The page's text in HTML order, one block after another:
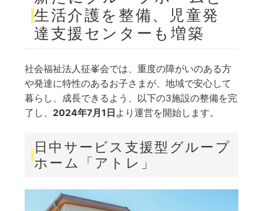
生活介護を整備、児童発
達支援センターも増築
社会福祉法人征峯会では、重度の障がいのある方
や発達に特性のあるお子さまが、地域で安心して
暮らし、成長できるよう、以下の3施設の整備を完
了し、 2024年7月1日 より運営を開始します。
日中サービス支援型グループ
ホーム「アトレ」